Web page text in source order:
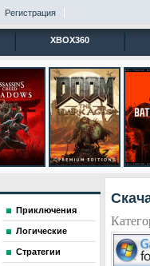
Регистрация
XBOX360
Приключения
Логические
Стратегии